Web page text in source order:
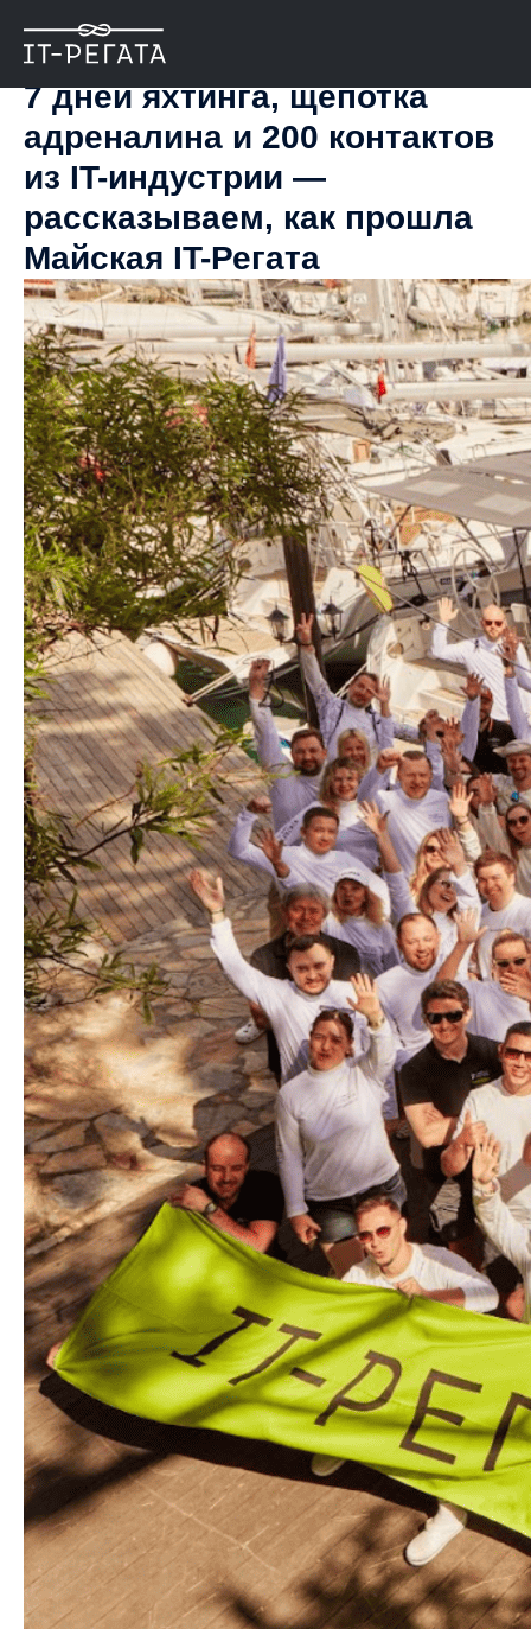
7 дней яхтинга, щепотка
адреналина и 200 контактов
из IT-индустрии —
рассказываем, как прошла
Майская IT-Регата